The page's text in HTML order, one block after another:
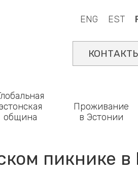
ENG EST
община
Проживание
в Эстонии
пикнике в